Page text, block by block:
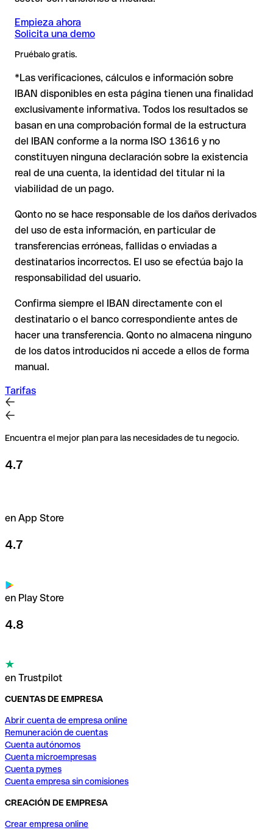
el BIC; para pagos desde países fuera del área SEPA, el BIC
es imprescindible.
Nota: en transferencias en divisas extranjeras (por ejemplo,
USD o GBP) pueden aplicarse comisiones de cambio
adicionales. Consulta previamente las condiciones vigentes
con Issue with interpolation.
❌ No confirma la existencia de la cuenta.
Consejo: Antes de hacer una transferencia, confirma el IBAN
relaciones comerciales o con importes elevados.
2. IBAN formalmente válido pero incorrecto
casualmente forma otra combinación formalmente válida, la
transferencia se ejecuta hacia una cuenta ajena. En ese caso:
El banco receptor está obligado a colaborar en la
Tu entidad puede iniciar un proceso de reclamación a
destinatario ya ha retirado el dinero.
En transferencias internacionales fuera del área SEPA,
la recuperación es considerablemente más compleja y
conlleva comisiones adicionales.
Recomendación: Verifica siempre el IBAN antes de una
transferencia con nuestro
Verificador de IBAN
gratuito y, en
caso de duda, confírmalo directamente con el destinatario.
Esta precaución es especialmente importante con importes
elevados o en nuevas relaciones comerciales.
Empieza ahora
Solicita una demo
Pruébalo gratis.
*Las verificaciones, cálculos e información sobre
IBAN disponibles en esta página tienen una finalidad
exclusivamente informativa. Todos los resultados se
basan en una comprobación formal de la estructura
del IBAN conforme a la norma ISO 13616 y no
constituyen ninguna declaración sobre la existencia
real de una cuenta, la identidad del titular ni la
viabilidad de un pago.
Qonto no se hace responsable de los daños derivados
del uso de esta información, en particular de
transferencias erróneas, fallidas o enviadas a
destinatarios incorrectos. El uso se efectúa bajo la
responsabilidad del usuario.
Confirma siempre el IBAN directamente con el
destinatario o el banco correspondiente antes de
hacer una transferencia. Qonto no almacena ninguno
de los datos introducidos ni accede a ellos de forma
manual.
Tarifas
Encuentra el mejor plan para las necesidades de tu negocio.
4.7
en App Store
4.7
en Play Store
4.8
en Trustpilot
CUENTAS DE EMPRESA
Abrir cuenta de empresa online
Remuneración de cuentas
Cuenta autónomos
Cuenta microempresas
Cuenta pymes
Cuenta empresa sin comisiones
CREACIÓN DE EMPRESA
Crear empresa online